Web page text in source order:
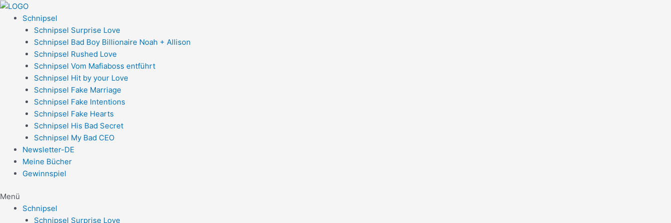
Zum
Inhalt
springen
Schnipsel
Schnipsel Surprise Love
Schnipsel Bad Boy Billionaire Noah + Allison
Schnipsel Rushed Love
Schnipsel Vom Mafiaboss entführt
Schnipsel Hit by your Love
Schnipsel Fake Marriage
Schnipsel Fake Intentions
Schnipsel Fake Hearts
Schnipsel His Bad Secret
Schnipsel My Bad CEO
Newsletter-DE
Meine Bücher
Gewinnspiel
Menü
Schnipsel
Schnipsel Surprise Love